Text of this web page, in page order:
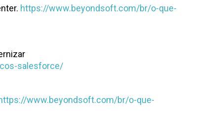
https://www.beyondsoft.com/br/o-que-
salesforce/
www.beyondsoft.com/br/o-que-